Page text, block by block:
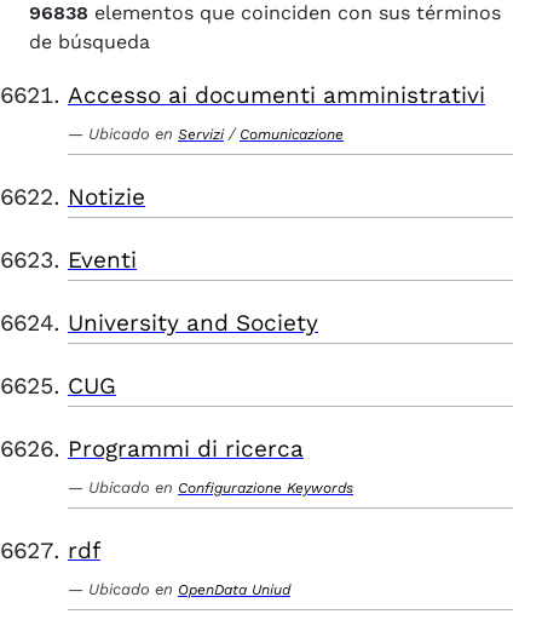
96838 elementos que coinciden con sus términos
de búsqueda
Accesso ai documenti amministrativi
Ubicado en Servizi / Comunicazione
Notizie
Eventi
University and Society
CUG
Programmi di ricerca
Ubicado en Configurazione Keywords
rdf
Ubicado en OpenData Uniud